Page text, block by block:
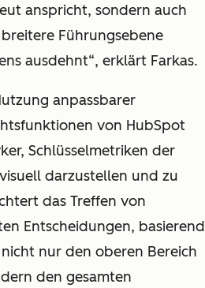
anspricht, sondern auch
Führungsebene
ausdehnt“, erklärt Farkas.
anpassbarer
von HubSpot
Schlüsselmetriken der
darzustellen und zu
das Treffen von
Entscheidungen, basierend
nur den oberen Bereich
den gesamten